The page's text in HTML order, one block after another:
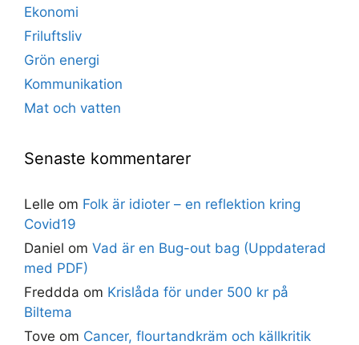
Ekonomi
Friluftsliv
Grön energi
Kommunikation
Mat och vatten
Senaste kommentarer
Lelle om Folk är idioter – en reflektion kring
Covid19
Daniel om Vad är en Bug-out bag (Uppdaterad
med PDF)
Freddda om Krislåda för under 500 kr på
Biltema
Tove om Cancer, flourtandkräm och källkritik